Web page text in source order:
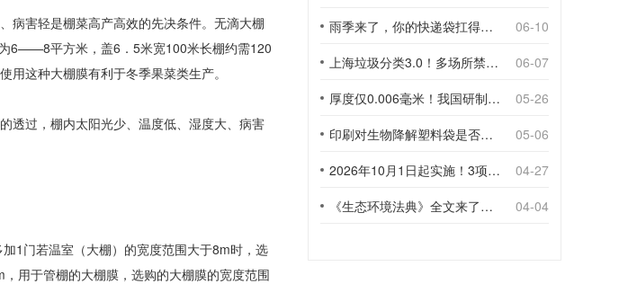
病害轻是棚菜高产高效的先决条件。无滴大棚
6——8平方米，盖6．5米宽100米长棚约需120
这种大棚膜有利于冬季果菜类生产。
透过，棚内太阳光少、温度低、湿度大、病害
1门若温室（大棚）的宽度范围大于8m时，选
用于管棚的大棚膜，选购的大棚膜的宽度范围
雨季来了，你的快递袋扛得住吗？
06-10
上海垃圾分类3.0！多场所禁止使用一次性塑料袋；推动快递包装绿色转型
06-07
厚度仅0.006毫米！我国研制出超薄型全生物降解渗水地膜
05-26
印刷对生物降解塑料袋是否构成影响？
05-06
2026年10月1日起实施！3项生物降解能力检测新国标
04-27
《生态环境法典》全文来了！降解材料、生物基应用与包装环保规范
04-04